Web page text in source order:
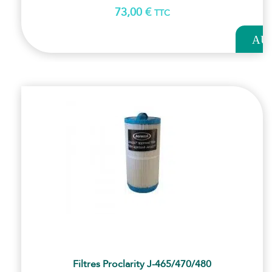
73,00 € TTC
AU
Filtres Proclarity J-465/470/480